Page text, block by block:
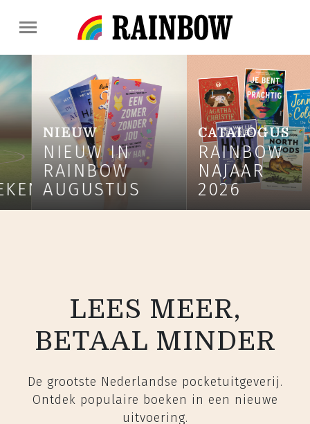
CATALOGUS
RAINBOW
NAJAAR
2026
NIEUW
JULI
LEES MEER,
BETAAL MINDER
De grootste Nederlandse pocketuitgeverij.
Ontdek populaire boeken in een nieuwe
uitvoering.